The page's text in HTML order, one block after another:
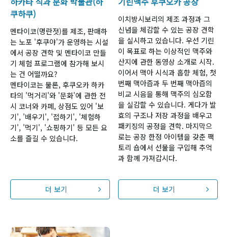
쿠하쿠)
멘타이코(명란젓)를 제조, 판매하
는 노포 '후쿠야'가 운영하는 시설
에서 공장 견학 및 멘타이코 만들
기 체험 프로그램에 참가해 보시
는 건 어떨까요?
멘타이코는 물론, 후쿠오카 하카
타의 '먹거리'와 '문화'에 관한 전
시 코너와 카페, 상점도 있어 '보
기', '배우기', '접하기', '체험하
기', '먹기', '쇼핑하기' 등 모든 요
소를 즐길 수 있습니다.
더 보기
이치방시보리의 제조 과정과 그
신념을 체감할 수 있는 공장 견학
을 실시하고 있습니다. 우선 기린
이 목표로 하는 이상적인 맥주와
산지에 관한 동영상 소개로 시작.
이어서 맥아 시식과 홉향 체험, 첫
번째 맥아즙과 두 번째 맥아즙의
비교 시음을 통해 맥주의 심오함
을 실감할 수 있습니다. 게다가 발
효의 구조나 저장 과정을 배우고
패키징의 공정을 견학. 마지막으
로는 공장 한정 아이템을 갖춘 팩
토리 숍에서 선물을 구입해 추억
과 함께 가져갑시다.
더 보기